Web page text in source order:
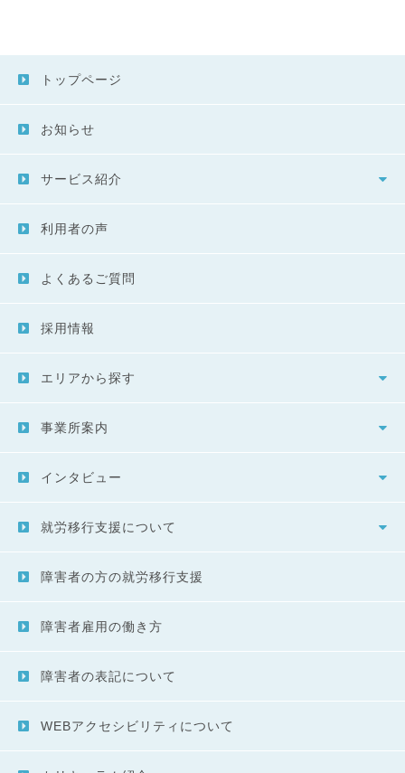
トップページ
お知らせ
サービス紹介
利用者の声
よくあるご質問
採用情報
エリアから探す
事業所案内
インタビュー
就労移行支援について
障害者の方の就労移行支援
障害者雇用の働き方
障害者の表記について
WEBアクセシビリティについて